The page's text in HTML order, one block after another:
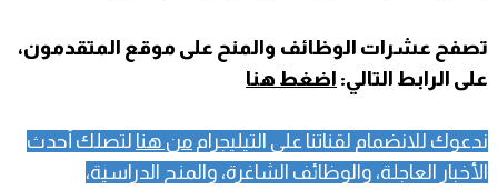
تصفح عشرات الوظائف والمنح على موقع المتقدمون،
على الرابط التالي: اضغط هنا
ندعوك للانضمام لقناتنا على التيليجرام من هنا لتصلك أحدث
الأخبار العاجلة، والوظائف الشاغرة، والمنح الدراسية،